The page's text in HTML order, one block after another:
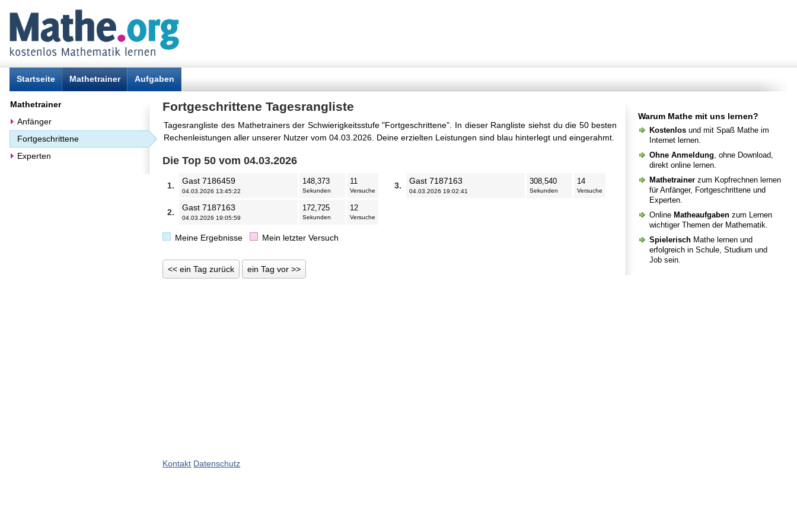
Startseite Mathetrainer Aufgaben
Mathetrainer
Anfänger
Fortgeschrittene
Experten
Fortgeschrittene Tagesrangliste
Tagesrangliste des Mathetrainers der Schwierigkeitsstufe "Fortgeschrittene". In dieser Rangliste siehst du die 50 besten
Rechenleistungen aller unserer Nutzer vom 04.03.2026. Deine erzielten Leistungen sind blau hinterlegt und eingerahmt.
Die Top 50 vom 04.03.2026
1. Gast 7186459
04.03.2026 13:45:22
148,373
Sekunden
11
Versuche
2. Gast 7187163
04.03.2026 19:05:59
172,725
Sekunden
12
Versuche
3. Gast 7187163
04.03.2026 19:02:41
308,540
Sekunden
14
Versuche
Meine Ergebnisse Mein letzter Versuch
<< ein Tag zurück ein Tag vor >>
Kontakt Datenschutz
Warum Mathe mit uns lernen?
Kostenlosund mit Spaß Mathe im
Internet lernen.
Ohne Anmeldung, ohne Download,
direkt online lernen.
Mathetrainerzum Kopfrechnen lernen
für Anfänger, Fortgeschrittene und
Experten.
Online Matheaufgabenzum Lernen
wichtiger Themen der Mathematik.
SpielerischMathe lernen und
erfolgreich in Schule, Studium und
Job sein.